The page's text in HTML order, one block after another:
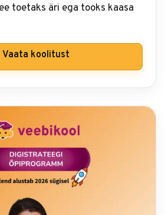
toetaks äri ega tooks kaasa
Vaata koolitust